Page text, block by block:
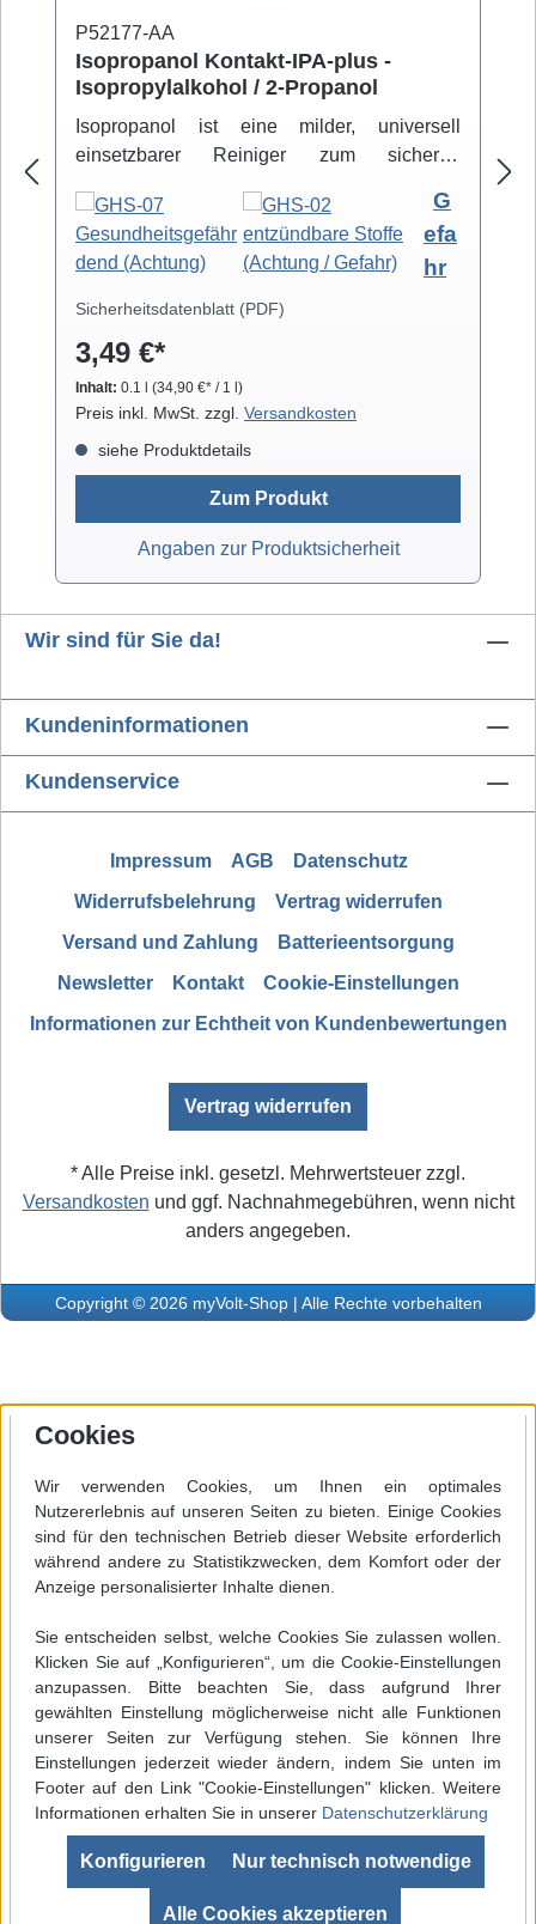
P52177-AA
Isopropanol Kontakt-IPA-plus -
Isopropylalkohol / 2-Propanol
Isopropanol ist eine milder, universell
einsetzbarer Reiniger zum sicheren
Hochreiner Isopropanol-Alkohol ( 99,8% )
eignet sich zur professionellen Säuberung
von z.B. Video- und Tonköpfen,
Laufwerkteilen, Gummirollen und optischen
arbeitet rückstandsfrei.
G
efa
hr
Sicherheitsdatenblatt (PDF)
3,49 €*
Inhalt: 0.1 l (34,90 €* / 1 l)
Preis inkl. MwSt. zzgl. Versandkosten
siehe Produktdetails
Zum Produkt
Angaben zur Produktsicherheit
Wir sind für Sie da!
Kundeninformationen
Kundenservice
Impressum AGB
Datenschutz
Widerrufsbelehrung
Vertrag widerrufen
Versand und Zahlung
Batterieentsorgung
Newsletter
Kontakt
Cookie-Einstellungen
Informationen zur Echtheit von Kundenbewertungen
Vertrag widerrufen
* Alle Preise inkl. gesetzl. Mehrwertsteuer zzgl.
Versandkosten und ggf. Nachnahmegebühren, wenn nicht
anders angegeben.
Copyright © 2026 myVolt-Shop | Alle Rechte vorbehalten
Werkzeugleiste anzeigen
Cookies
Wir verwenden Cookies, um Ihnen ein optimales
Nutzererlebnis auf unseren Seiten zu bieten. Einige Cookies
sind für den technischen Betrieb dieser Website erforderlich
während andere zu Statistikzwecken, dem Komfort oder der
Anzeige personalisierter Inhalte dienen.
Sie entscheiden selbst, welche Cookies Sie zulassen wollen.
Klicken Sie auf „Konfigurieren“, um die Cookie-Einstellungen
anzupassen. Bitte beachten Sie, dass aufgrund Ihrer
gewählten Einstellung möglicherweise nicht alle Funktionen
unserer Seiten zur Verfügung stehen. Sie können Ihre
Einstellungen jederzeit wieder ändern, indem Sie unten im
Footer auf den Link "Cookie-Einstellungen" klicken. Weitere
Informationen erhalten Sie in unserer Datenschutzerklärung
Nur technisch notwendige
Konfigurieren
Alle Cookies akzeptieren
SEHR GUT
Bewertungen bei: ebay.de, shopvote.de ⓘ